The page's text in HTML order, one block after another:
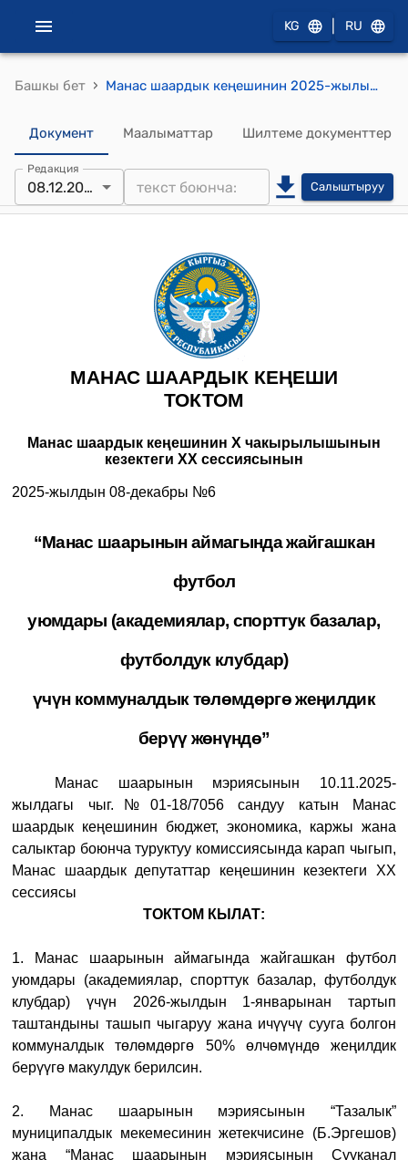
KG RU
Башкы бет › Манас шаардык кеңешинин 2025-жылынын 08-декабрындагы №6 “Манас шаарынын аймагында жайгашкан футбол уюмдары (академиялар, спорттук базалар, футболдук клубдар) үчүн коммуналдык төлөмдөргө жеңилдик берүү жөнүндө” токтому
Документ Маалыматтар Шилтеме документтер
Редакция
08.12.2025 Салыштыруу